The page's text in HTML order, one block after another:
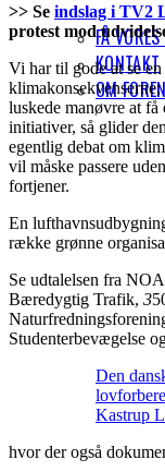
FÅ
KONTAKT
OM
>> Se indslag i TV2
protest mod
Vi har til gode at se
luskede manøvre at
initiativer, så glider
egentlig debat om
vil måske passere
fortjener.
En
række grønne
Se udtalelsen fra
Bæredygtig Trafik, 3
Studenterbevægelse
Den
Kastrup
hvor der også